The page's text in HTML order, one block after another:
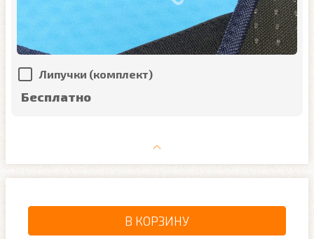
Липучки (комплект)
Бесплатно
В КОРЗИНУ